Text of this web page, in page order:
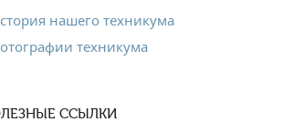
нашего техникума
техникума
ССЫЛКИ